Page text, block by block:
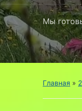
Мы
Главная »